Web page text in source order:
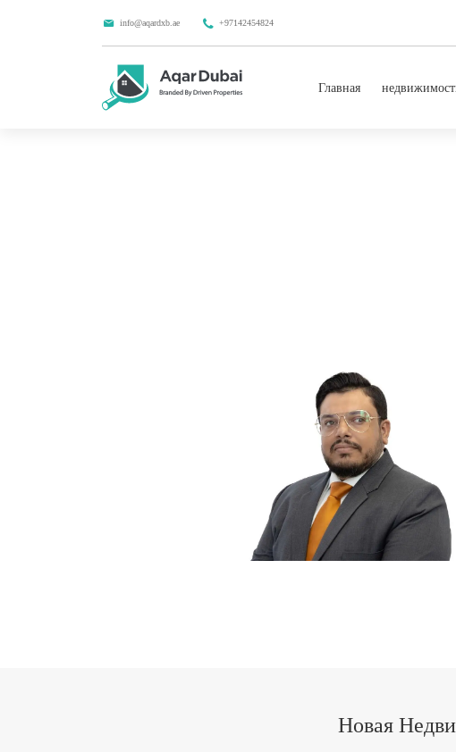
info@aqardxb.ae +97142454824
Главная
Новая